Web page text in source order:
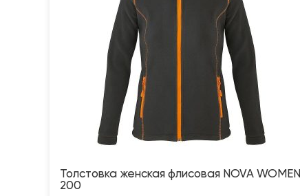
Толстовка женская флисовая NOVA WOMEN
200